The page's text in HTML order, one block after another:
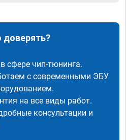
сфере чип-тюнинга.
с современными ЭБУ
на все виды работ.
консультации и